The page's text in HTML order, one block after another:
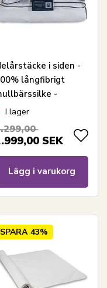
i siden -
långfibrigt
-
cm - Nordic
I lager
SEK
Lägg i varukorg
SPARA 43%